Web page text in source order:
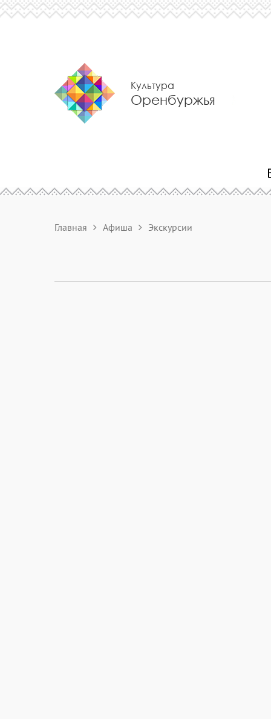
Культура
Оренбуржья
Главная Афиша Экскурсии